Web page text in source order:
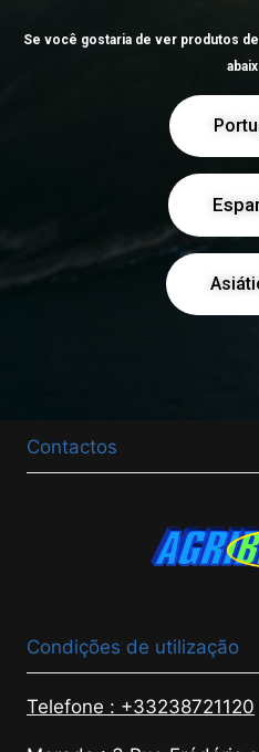
Se você gostaria de ver produtos
Contactos
Condições de utilização
Telefone : +33238721120